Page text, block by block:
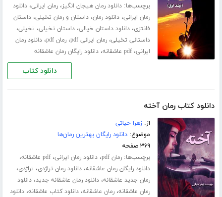
برچسب‌ها:دانلود رمان هیجان انگیز،رمان ایرانی،دانلود
رمان ایرانی،دانلود رمان،داستان و رمان تخیلی،داستان
فانتزی،دانلود داستان خیالی،داستان تخیلی، تخیلی،
داستانی تخیلی،رمان ایرانی pdf ،رمان pdf ،دانلود رمان
ایرانی،pdf عاشقانه ،دانلود رایگان رمان عاشقانه
دانلود کتاب
دانلود کتاب رمان آخته
از:زهرا حیاتی
موضوع:دانلود رایگان بهترین رمان‌ها
۳۶۹ صفحه
برچسب‌ها:رمان pdf ،دانلود رمان ایرانی،pdf عاشقانه ،
دانلود رایگان رمان عاشقانه،دانلود رمان تراژدی، تراژدی،
رمان جدید عاشقانه،دانلود رمان عاشقانه جدید،دانلود
رمان عاشقانه،رمان عاشقانه،دانلود کتاب عاشقانه،دانلود